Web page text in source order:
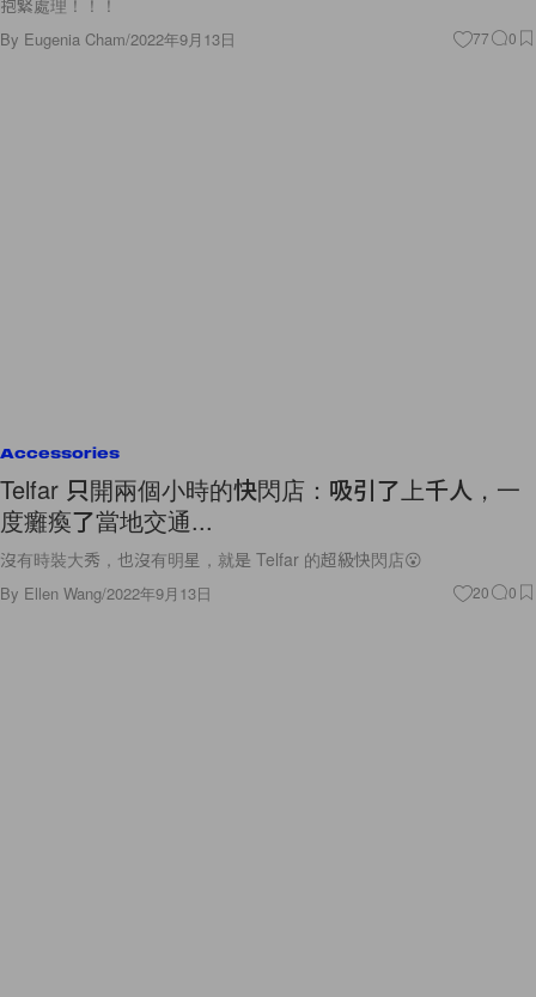
By Eugenia Cham/2022年9月13日 77 0
Accessories
Telfar 只開兩個小時的快閃店：吸引了上千人，一
度癱瘓了當地交通...
沒有時裝大秀，也沒有明星，就是 Telfar 的超級快閃店😮
By Ellen Wang/2022年9月13日 20 0